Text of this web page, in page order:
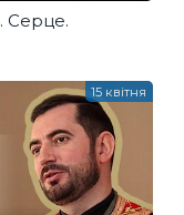
Серце.
15 квітня